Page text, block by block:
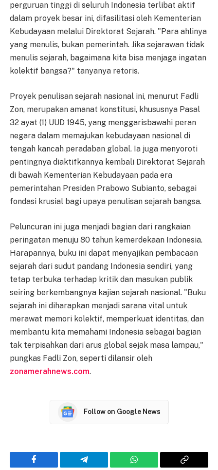
perguruan tinggi di seluruh Indonesia terlibat aktif
dalam proyek besar ini, difasilitasi oleh Kementerian
Kebudayaan melalui Direktorat Sejarah. "Para ahlinya
yang menulis, bukan pemerintah. Jika sejarawan tidak
menulis sejarah, bagaimana kita bisa menjaga ingatan
kolektif bangsa?" tanyanya retoris.
Proyek penulisan sejarah nasional ini, menurut Fadli
Zon, merupakan amanat konstitusi, khususnya Pasal
32 ayat (1) UUD 1945, yang menggarisbawahi peran
negara dalam memajukan kebudayaan nasional di
tengah kancah peradaban global. Ia juga menyoroti
pentingnya diaktifkannya kembali Direktorat Sejarah
di bawah Kementerian Kebudayaan pada era
pemerintahan Presiden Prabowo Subianto, sebagai
fondasi krusial bagi upaya penulisan sejarah bangsa.
Peluncuran ini juga menjadi bagian dari rangkaian
peringatan menuju 80 tahun kemerdekaan Indonesia.
Harapannya, buku ini dapat menyajikan pembacaan
sejarah dari sudut pandang Indonesia sendiri, yang
tetap terbuka terhadap kritik dan masukan publik
seiring berkembangnya kajian sejarah nasional. "Buku
sejarah ini diharapkan menjadi sarana vital untuk
merawat memori kolektif, memperkuat identitas, dan
membantu kita memahami Indonesia sebagai bagian
tak terpisahkan dari arus global sejak masa lampau,"
pungkas Fadli Zon, seperti dilansir oleh
zonamerahnews.com.
Follow on Google News
Facebook Telegram WhatsApp Copy